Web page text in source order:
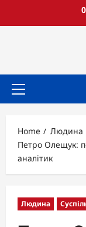
Primary
Home
Людина
Петро Олещук:
аналітик
Людина